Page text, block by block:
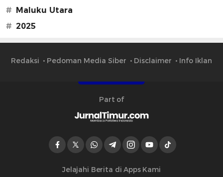
#
Maluku Utara
# 2025
Redaksi Pedoman Media Siber Disclaimer Info Iklan
Part of
Jelajahi Berita di Apps Kami